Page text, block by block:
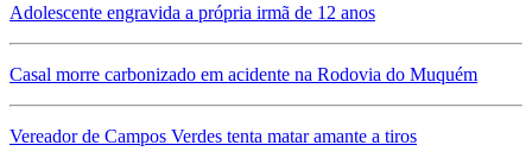
Adolescente engravida a própria irmã de 12 anos
Casal morre carbonizado em acidente na Rodovia do Muquém
Vereador de Campos Verdes tenta matar amante a tiros